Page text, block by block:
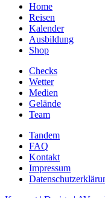
Home
Reisen
Kalender
Ausbildung
Shop
Checks
Wetter
Medien
Gelände
Team
Tandem
FAQ
Kontakt
Impressum